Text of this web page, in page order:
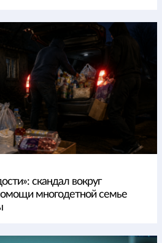
скандал вокруг
многодетной семье